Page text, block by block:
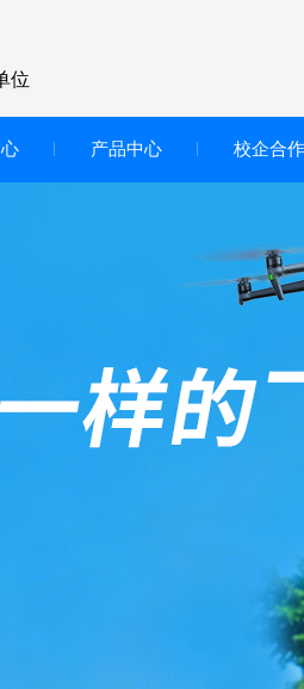
位
产品中心
智慧交互显示大屏
无人机基础飞行模拟仿真教学
多旋翼无人机组装专用配件套
校企合作